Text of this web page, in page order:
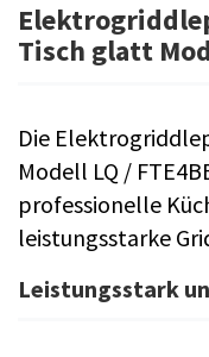
Tisch glatt
Die
Modell LQ /
professionelle
leistungsstarke
Leistungsstark